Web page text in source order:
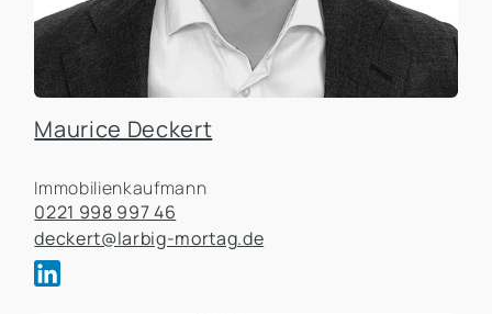
Maurice Deckert
Immobilienkaufmann
0221 998 997 46
deckert@larbig-mortag.de